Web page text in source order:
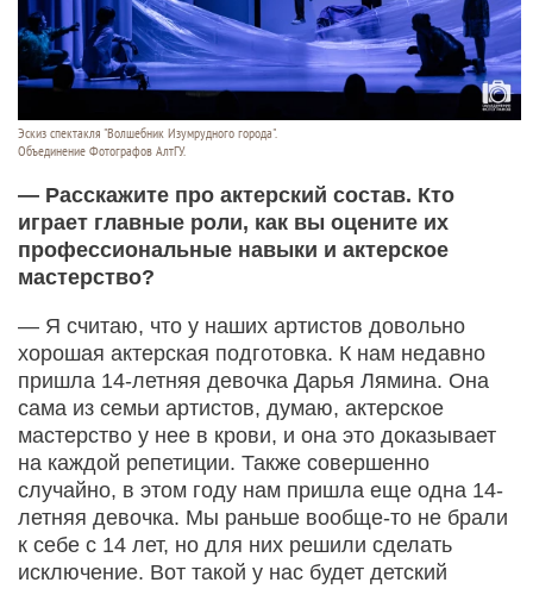
Эскиз спектакля "Волшебник Изумрудного города".
Объединение Фотографов АлтГУ.
— Расскажите про актерский состав. Кто
играет главные роли, как вы оцените их
профессиональные навыки и актерское
мастерство?
— Я считаю, что у наших артистов довольно
хорошая актерская подготовка. К нам недавно
пришла 14-летняя девочка Дарья Лямина. Она
сама из семьи артистов, думаю, актерское
мастерство у нее в крови, и она это доказывает
на каждой репетиции. Также совершенно
случайно, в этом году нам пришла еще одна 14-
летняя девочка. Мы раньше вообще-то не брали
к себе с 14 лет, но для них решили сделать
исключение. Вот такой у нас будет детский